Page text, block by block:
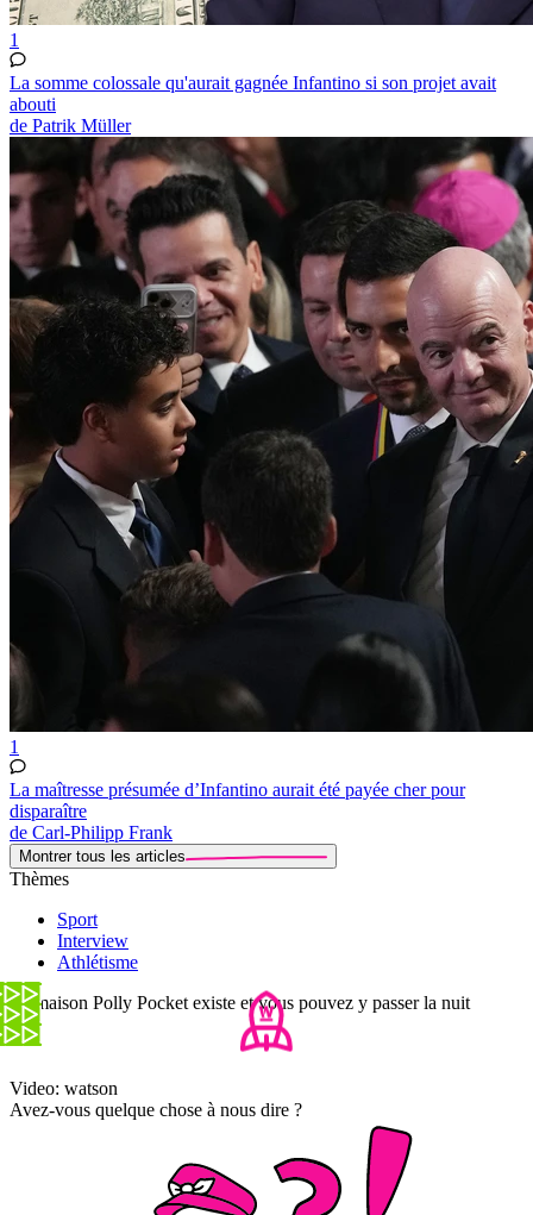
1
La somme colossale qu'aurait gagnée Infantino si son projet avait
abouti
de Patrik Müller
1
La maîtresse présumée d’Infantino aurait été payée cher pour
disparaître
de Carl-Philipp Frank
Montrer tous les articles
Thèmes
Sport
Interview
Athlétisme
La maison Polly Pocket existe et vous pouvez y passer la nuit
Video: watson
Avez-vous quelque chose à nous dire ?